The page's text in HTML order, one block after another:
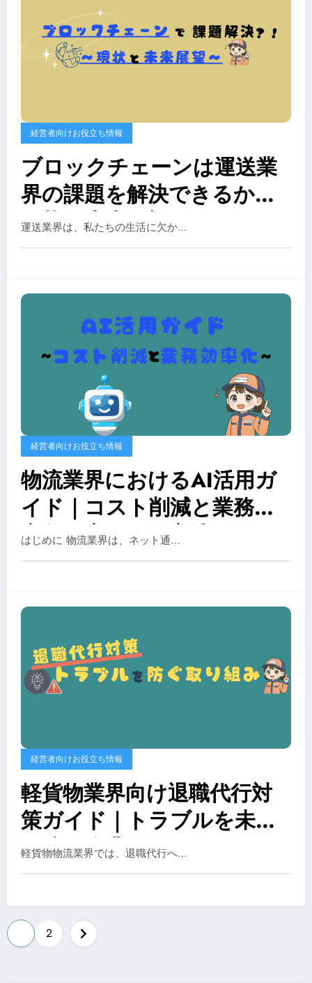
経営者向けお役立ち情報
ブロックチェーンは運送業
界の課題を解決できるか？
現状と未来展望
運送業界は、私たちの生活に欠か…
経営者向けお役立ち情報
物流業界におけるAI活用ガ
イド｜コスト削減と業務効
率化を実現する方法
はじめに 物流業界は、ネット通…
経営者向けお役立ち情報
軽貨物業界向け退職代行対
策ガイド｜トラブルを未然
に防ぐ企業の取り組み
軽貨物物流業界では、退職代行へ…
2